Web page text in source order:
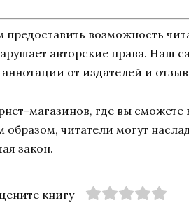
возможность
авторские права. Наш
от издателей и
магазинов, где вы сможете
читатели могут
закон.
книгу